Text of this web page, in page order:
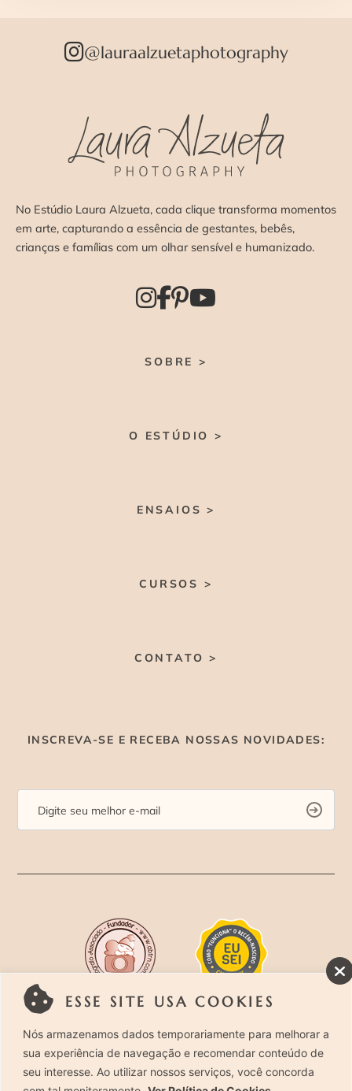
ESSE SITE USA COOKIES
Nós armazenamos dados temporariamente para melhorar a
sua experiência de navegação e recomendar conteúdo de
seu interesse. Ao utilizar nossos serviços, você concorda
@lauraalzuetaphotography
No Estúdio Laura Alzueta, cada clique transforma momentos
em arte, capturando a essência de gestantes, bebês,
crianças e famílias com um olhar sensível e humanizado.
SOBRE >
O ESTÚDIO >
ENSAIOS >
CURSOS >
CONTATO >
INSCREVA-SE E RECEBA NOSSAS NOVIDADES:
Rua Costa Carvalho, 419 – Pinheiros, São Paulo –
SP. CEP 05429-130 – Telefone: (11) 94494-1818